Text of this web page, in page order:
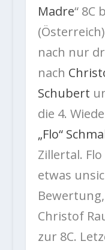
Madre“ 8C
nach nur
nach
Schubert
die 4.
„Flo“
Zillertal.
etwas
Christof
zur 8C.